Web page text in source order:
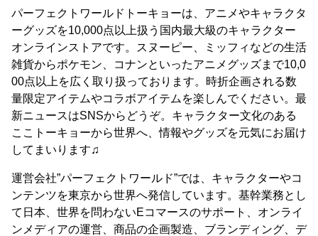
パーフェクトワールドトーキョーは、アニメやキャラクタ
ーグッズを10,000点以上扱う国内最大級のキャラクター
オンラインストアです。スヌーピー、ミッフィなどの生活
雑貨からポケモン、コナンといったアニメグッズまで10,0
00点以上を広く取り扱っております。時折企画される数
量限定アイテムやコラボアイテムを楽しんでください。最
新ニュースはSNSからどうぞ。キャラクター文化のある
ここトーキョーから世界へ、情報やグッズを元気にお届け
してまいります♫
運営会社”パーフェクトワールド”では、キャラクターやコ
ンテンツを東京から世界へ発信しています。基幹業務とし
て日本、世界を問わないEコマースのサポート、オンライ
ンメディアの運営、商品の企画製造、ブランディング、デ